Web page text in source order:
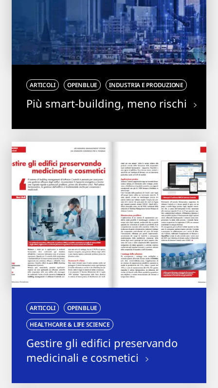
ARTICOLI OPENBLUE INDUSTRIA E PRODUZIONE
Più smart-building, meno rischi
ARTICOLI
OPENBLUE
HEALTHCARE & LIFE SCIENCE
Gestire gli edifici preservando
medicinali e cosmetici